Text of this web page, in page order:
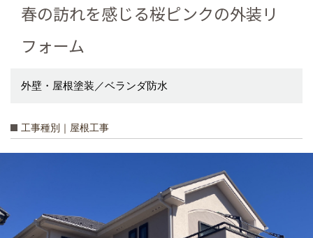
春の訪れを感じる桜ピンクの外装リ
フォーム
外壁・屋根塗装／ベランダ防水
工事種別｜屋根工事